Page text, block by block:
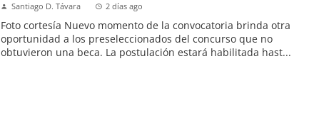
Santiago D. Távara 2 días ago
Foto cortesía Nuevo momento de la convocatoria brinda otra
oportunidad a los preseleccionados del concurso que no
obtuvieron una beca. La postulación estará habilitada hast...